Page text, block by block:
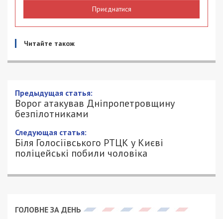
Приєднатися
Читайте також
Ворог атакував Дніпропетровщину
безпілотниками
20/10/2025 - 9:00
АННА БАУМАН - СПЕЦИАЛЬНО ДЛЯ
49000.COM.UA